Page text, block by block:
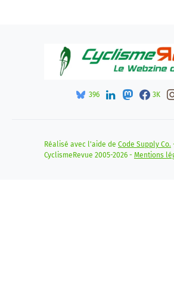
396 3K
Réalisé avec l'aide de Code Supply Co.
CyclismeRevue 2005-2026 - Mentions